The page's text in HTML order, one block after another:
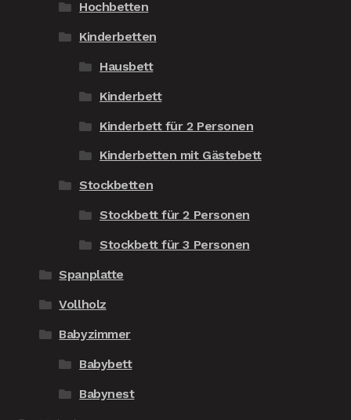
Hochbetten
Kinderbetten
Hausbett
Kinderbett
Kinderbett für 2 Personen
Kinderbetten mit Gästebett
Stockbetten
Stockbett für 2 Personen
Stockbett für 3 Personen
Spanplatte
Vollholz
Babyzimmer
Babybett
Babynest